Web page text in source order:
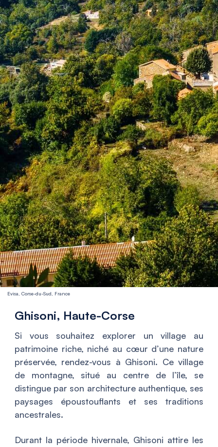
Evisa, Corse-du-Sud, France
Ghisoni, Haute-Corse
Si vous souhaitez explorer un village au
patrimoine riche, niché au cœur d’une nature
préservée, rendez-vous à Ghisoni. Ce village
de montagne, situé au centre de l’île, se
distingue par son architecture authentique, ses
paysages époustouflants et ses traditions
ancestrales.
Durant la période hivernale, Ghisoni attire les